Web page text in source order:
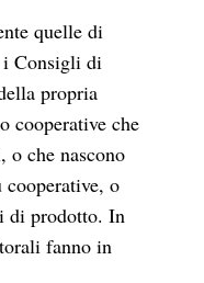
quelle di
i Consigli di
propria
cooperative che
che nascono
o
di prodotto. In
fanno in